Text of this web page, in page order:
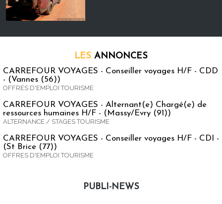
LES ANNONCES
CARREFOUR VOYAGES - Conseiller voyages H/F - CDD
- (Vannes (56))
OFFRES D'EMPLOI TOURISME
CARREFOUR VOYAGES - Alternant(e) Chargé(e) de
ressources humaines H/F - (Massy/Evry (91))
ALTERNANCE / STAGES TOURISME
CARREFOUR VOYAGES - Conseiller voyages H/F - CDI -
(St Brice (77))
OFFRES D'EMPLOI TOURISME
PUBLI-NEWS